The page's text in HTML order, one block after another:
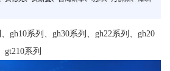
gh10系列、gh30系列、gh22系列、gh20
gt210系列